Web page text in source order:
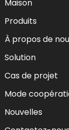
Maison
Produits
À propos de
Solution
Cas de projet
Mode
Nouvelles